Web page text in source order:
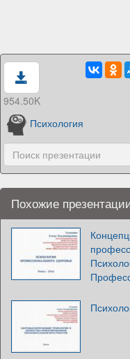
954.50K
Психология
Похожие